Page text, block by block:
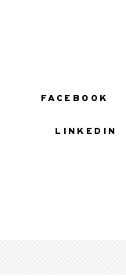
FACEBOOK
LINKEDIN